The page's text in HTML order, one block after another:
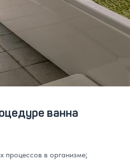
ванна
процессов в организме;